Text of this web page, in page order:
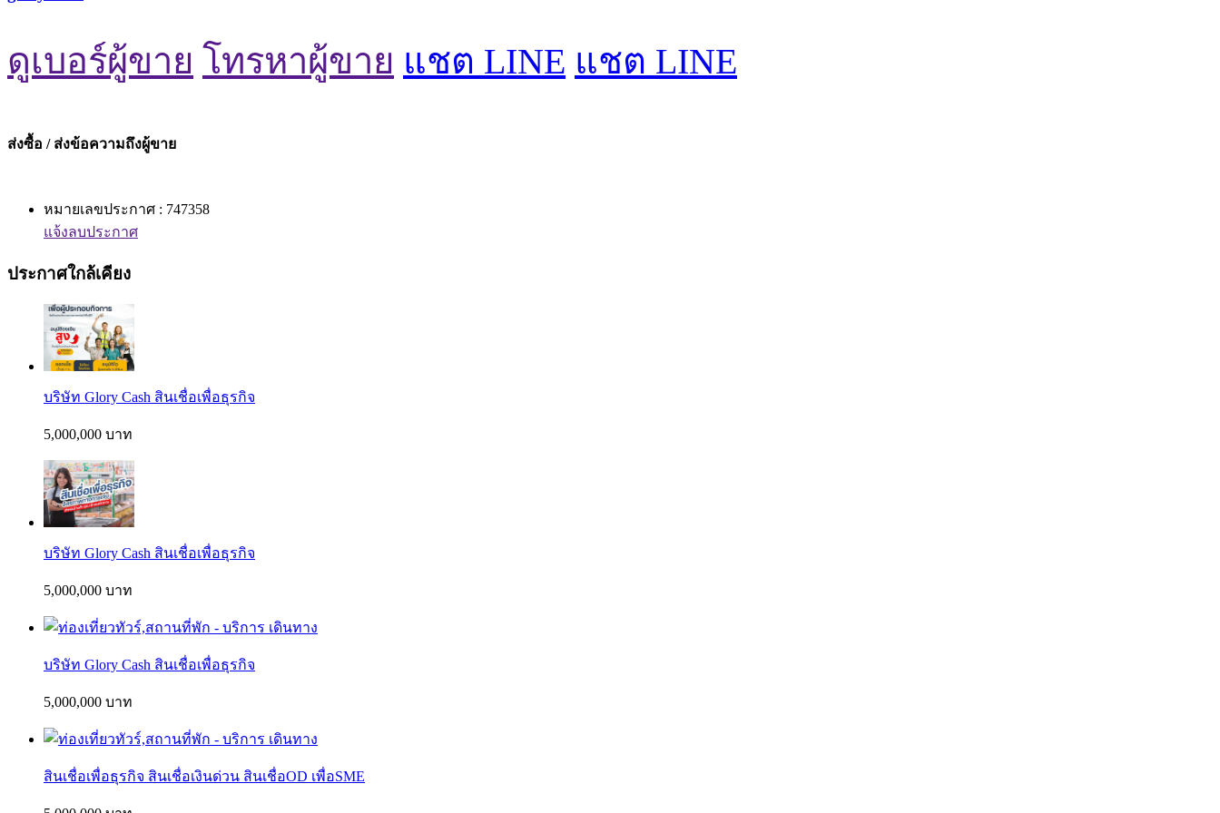
ดูเบอร์ผู้ขาย โทรหาผู้ขาย แชต LINE แชต LINE
ส่งซื้อ / ส่งข้อความถึงผู้ขาย
หมายเลขประกาศ : 747358
แจ้งลบประกาศ
ประกาศใกล้เคียง
บริษัท Glory Cash สินเชื่อเพื่อธุรกิจ
5,000,000 บาท
บริษัท Glory Cash สินเชื่อเพื่อธุรกิจ
5,000,000 บาท
บริษัท Glory Cash สินเชื่อเพื่อธุรกิจ
5,000,000 บาท
สินเชื่อเพื่อธุรกิจ สินเชื่อเงินด่วน สินเชื่อOD เพื่อSME